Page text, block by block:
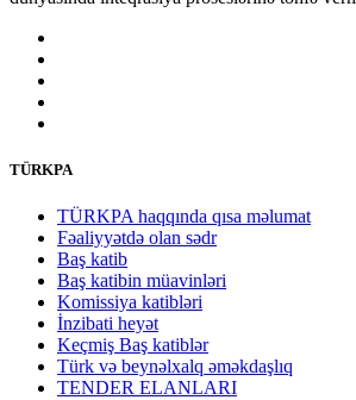
TÜRKPA
TÜRKPA haqqında qısa məlumat
Fəaliyyətdə olan sədr
Baş katib
Baş katibin müavinləri
Komissiya katibləri
İnzibati heyət
Keçmiş Baş katiblər
Türk və beynəlxalq əməkdaşlıq
TENDER ELANLARI